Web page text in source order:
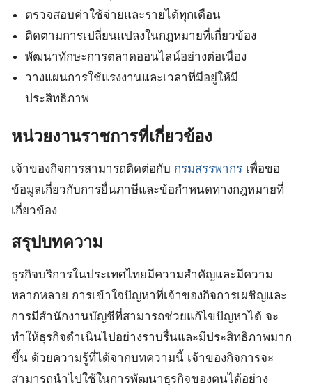
ตรวจสอบค่าใช้จ่ายและรายได้ทุกเดือน
ติดตามการเปลี่ยนแปลงในกฎหมายที่เกี่ยวข้อง
พัฒนาทักษะการตลาดออนไลน์อย่างต่อเนื่อง
วางแผนการใช้แรงงานและเวลาที่มีอยู่ให้มี
ประสิทธิภาพ
หน่วยงานราชการที่เกี่ยวข้อง
เจ้าของกิจการสามารถติดต่อกับ กรมสรรพากร เพื่อขอ
ข้อมูลเกี่ยวกับการยื่นภาษีและข้อกำหนดทางกฎหมายที่
เกี่ยวข้อง
สรุปบทความ
ธุรกิจบริการในประเทศไทยมีความสำคัญและมีความ
หลากหลาย การเข้าใจปัญหาที่เจ้าของกิจการเผชิญและ
การมีสำนักงานบัญชีที่สามารถช่วยแก้ไขปัญหาได้ จะ
ทำให้ธุรกิจดำเนินไปอย่างราบรื่นและมีประสิทธิภาพมาก
ขึ้น ด้วยความรู้ที่ได้จากบทความนี้ เจ้าของกิจการจะ
สามารถนำไปใช้ในการพัฒนาธุรกิจของตนได้อย่าง